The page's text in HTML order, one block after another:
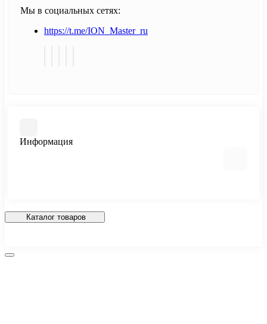
Мы в социальных сетях:
https://t.me/ION_Master_ru
Информация
Доставка
Каталог товаров